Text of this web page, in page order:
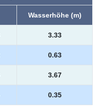
Wasserhöhe (m)
3.33
0.63
3.67
0.35